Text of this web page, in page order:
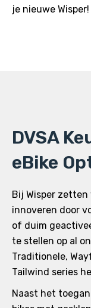
je nieuwe Wisper!
DVSA
eBike
Bij Wisper
innoveren door
of duim
te stellen op al
Traditionele,
Tailwind series
Naast het